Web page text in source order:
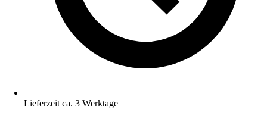
Lieferzeit ca. 3 Werktage